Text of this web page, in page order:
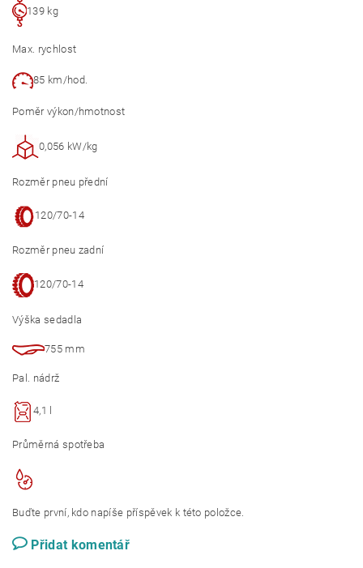
139 kg
Max. rychlost
85 km/hod.
Poměr výkon/hmotnost
0,056 kW/kg
Rozměr pneu přední
120/70-14
Rozměr pneu zadní
120/70-14
Výška sedadla
755 mm
Pal. nádrž
4,1 l
Průměrná spotřeba
Buďte první, kdo napíše příspěvek k této položce.
Přidat komentář